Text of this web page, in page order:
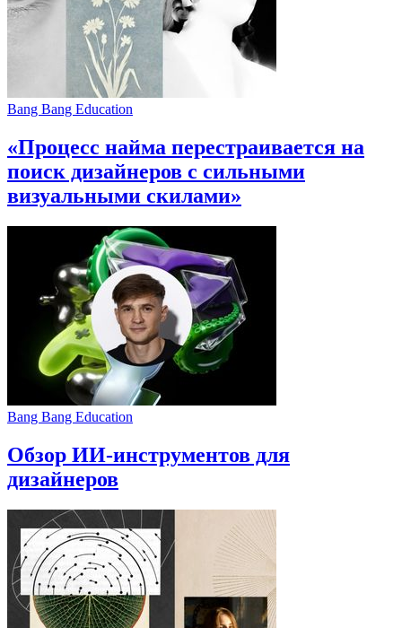
Bang Bang Education
«Процесс найма перестраивается на
поиск дизайнеров с сильными
визуальными скилами»
Bang Bang Education
Обзор ИИ-инструментов для
дизайнеров